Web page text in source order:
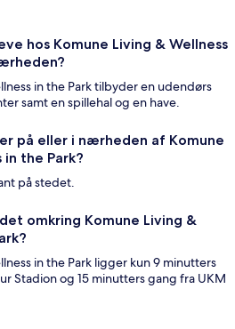
hos Komune Living & Wellness
in the Park tilbyder en udendørs
samt en spillehal og en have.
på eller i nærheden af Komune
in the Park?
på stedet.
omkring Komune Living &
in the Park ligger kun 9 minutters
Stadion og 15 minutters gang fra UKM